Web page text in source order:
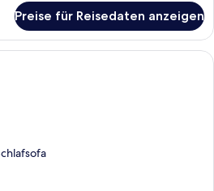
Preise für Reisedaten anzeigen
Ein Hotelzimmer mit einem großen